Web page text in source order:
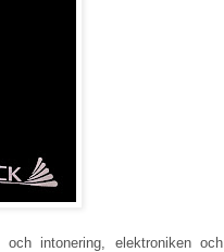
intonering, elektroniken och